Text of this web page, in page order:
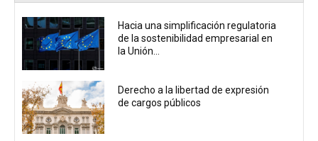
Hacia una simplificación regulatoria
de la sostenibilidad empresarial en
la Unión...
Derecho a la libertad de expresión
de cargos públicos